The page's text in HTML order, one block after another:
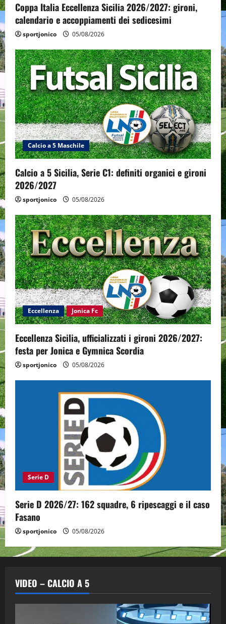
Coppa Italia Eccellenza Sicilia 2026/2027: gironi,
calendario e accoppiamenti dei sedicesimi
sportjonico 05/08/2026
Calcio a 5 Maschile
Calcio a 5 Sicilia, Serie C1: definiti organici e gironi
2026/2027
sportjonico 05/08/2026
Eccellenza Jonica Fc
Eccellenza Sicilia, ufficializzati i gironi 2026/2027:
festa per Jonica e Gymnica Scordia
sportjonico 05/08/2026
Serie D
Serie D 2026/27: 162 squadre, 6 ripescaggi e il caso
Fasano
sportjonico 05/08/2026
VIDEO – CALCIO A 5